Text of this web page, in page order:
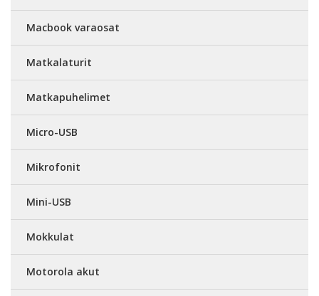
Macbook varaosat
Matkalaturit
Matkapuhelimet
Micro-USB
Mikrofonit
Mini-USB
Mokkulat
Motorola akut